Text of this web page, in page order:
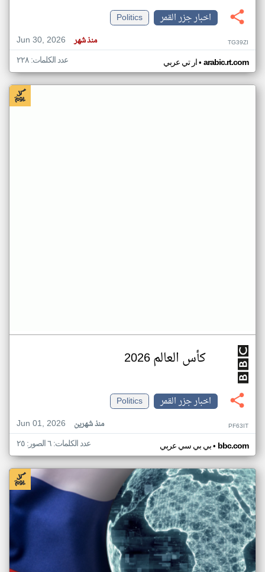
اخبار جزر القمر
Politics
Jun 30, 2026
منذ شهر TG39ZI
ار تي عربي• arabic.rt.com عدد الكلمات: ٢٢٨
كأس العالم 2026
اخبار جزر القمر
Politics
Jun 01, 2026
منذ شهرين PF63IT
بي بي سي عربي• bbc.com عدد الكلمات: ٦ الصور: ٢٥